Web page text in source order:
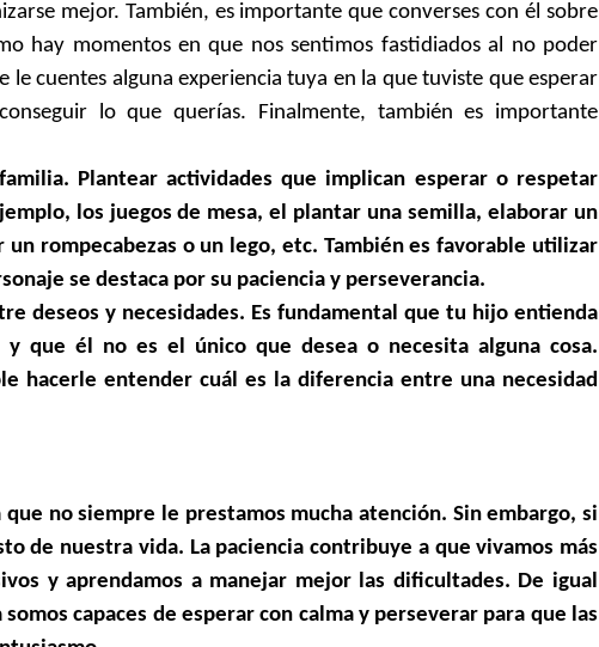
mejor. También, es importante que converses con él sobre
hay momentos en que nos sentimos fastidiados al no poder
le cuentes alguna experiencia tuya en la que tuviste que esperar
lo que querías. Finalmente, también es importante
Plantear actividades que implican esperar o respetar
los juegos de mesa, el plantar una semilla, elaborar un
rompecabezas o un lego, etc. También es favorable utilizar
se destaca por su paciencia y perseverancia.
deseos y necesidades. Es fundamental que tu hijo entienda
que él no es el único que desea o necesita alguna cosa.
hacerle entender cuál es la diferencia entre una necesidad
no siempre le prestamos mucha atención. Sin embargo, si
de nuestra vida. La paciencia contribuye a que vivamos más
y aprendamos a manejar mejor las dificultades. De igual
capaces de esperar con calma y perseverar para que las